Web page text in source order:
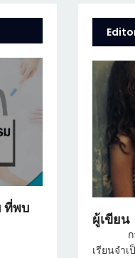
ที่พบ
ผู้เขียน
เรียนจำ